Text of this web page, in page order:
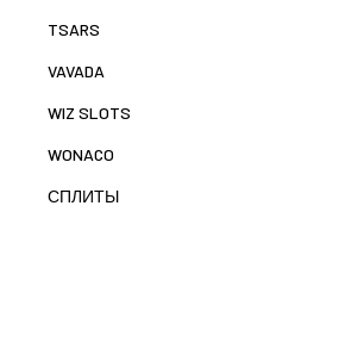
TSARS
VAVADA
WIZ SLOTS
WONACO
СПЛИТЫ